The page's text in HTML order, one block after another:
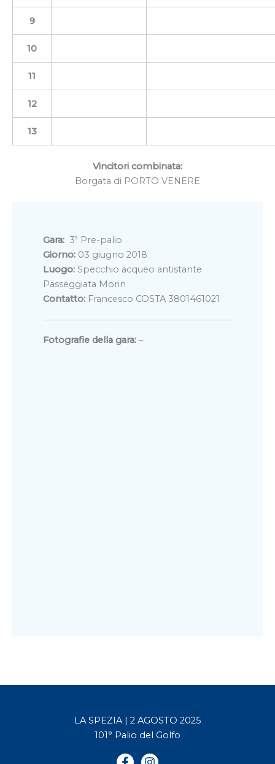
9
10
11
12
13
Vincitori combinata:
Borgata di PORTO VENERE
Gara: 3ª Pre-palio
Giorno: 03 giugno 2018
Luogo: Specchio acqueo antistante
Passeggiata Morin
Contatto: Francesco COSTA 3801461021
Fotografie della gara: –
LA SPEZIA | 2 AGOSTO 2025
101° Palio del Golfo